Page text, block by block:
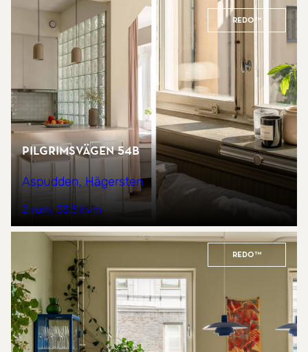
REDO™
Pilgrimsvägen 54B
Aspudden, Hägersten
2 rum 33,5 kvm
REDO™